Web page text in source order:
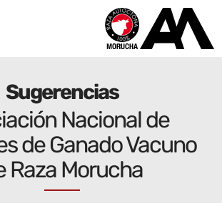
Sugerencias
Nacional de
de Ganado Vacuno
Raza Morucha